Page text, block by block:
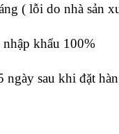
( lỗi do nhà sản
nhập khẩu 100%
ngày sau khi đặt